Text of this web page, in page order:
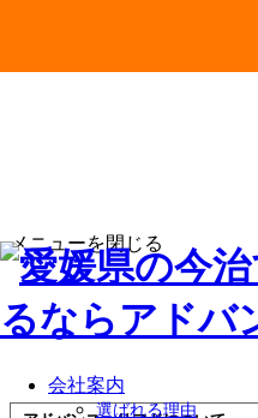
会社案内
選ばれる理由
メニューを閉じる